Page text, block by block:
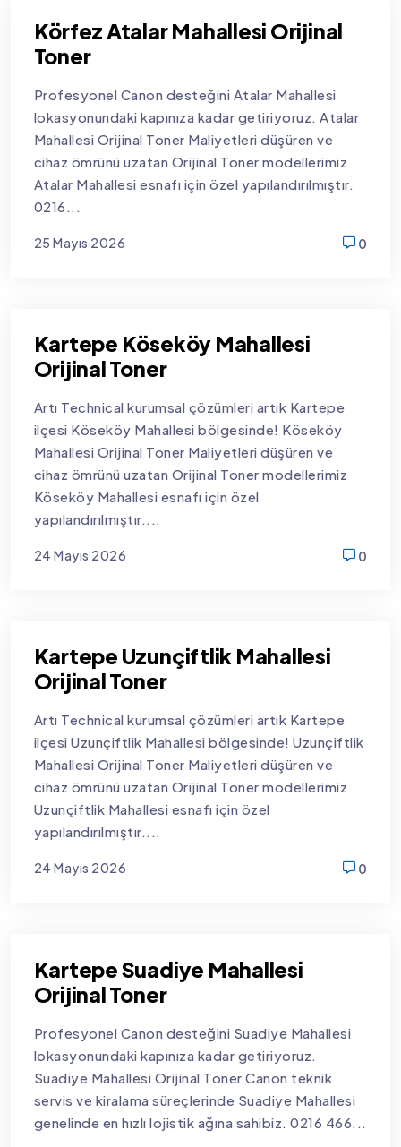
Körfez Atalar Mahallesi Orijinal
Toner
Profesyonel Canon desteğini Atalar Mahallesi
lokasyonundaki kapınıza kadar getiriyoruz. Atalar
Mahallesi Orijinal Toner Maliyetleri düşüren ve
cihaz ömrünü uzatan Orijinal Toner modellerimiz
Atalar Mahallesi esnafı için özel yapılandırılmıştır.
0216...
25 Mayıs 2026
0
Kartepe Köseköy Mahallesi
Orijinal Toner
Artı Technical kurumsal çözümleri artık Kartepe
ilçesi Köseköy Mahallesi bölgesinde! Köseköy
Mahallesi Orijinal Toner Maliyetleri düşüren ve
cihaz ömrünü uzatan Orijinal Toner modellerimiz
Köseköy Mahallesi esnafı için özel
yapılandırılmıştır....
24 Mayıs 2026
0
Kartepe Uzunçiftlik Mahallesi
Orijinal Toner
Artı Technical kurumsal çözümleri artık Kartepe
ilçesi Uzunçiftlik Mahallesi bölgesinde! Uzunçiftlik
Mahallesi Orijinal Toner Maliyetleri düşüren ve
cihaz ömrünü uzatan Orijinal Toner modellerimiz
Uzunçiftlik Mahallesi esnafı için özel
yapılandırılmıştır....
24 Mayıs 2026
0
Kartepe Suadiye Mahallesi
Orijinal Toner
Profesyonel Canon desteğini Suadiye Mahallesi
lokasyonundaki kapınıza kadar getiriyoruz.
Suadiye Mahallesi Orijinal Toner Canon teknik
servis ve kiralama süreçlerinde Suadiye Mahallesi
genelinde en hızlı lojistik ağına sahibiz. 0216 466...